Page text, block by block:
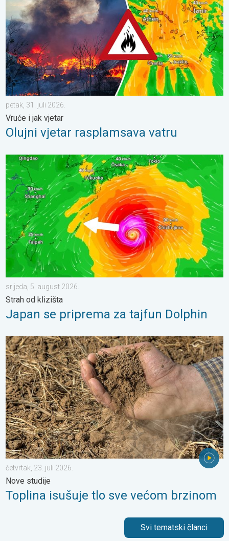
petak, 31. juli 2026.
Vruće i jak vjetar
Olujni vjetar rasplamsava vatru
Japan se priprema za tajfun Dolphin. Strah od klizišta. . .
srijeda, 5. august 2026.
Strah od klizišta
Japan se priprema za tajfun Dolphin
Toplina isušuje tlo sve većom brzinom. Nove studije. . .
četvrtak, 23. juli 2026.
Nove studije
Toplina isušuje tlo sve većom brzinom
Svi tematski članci